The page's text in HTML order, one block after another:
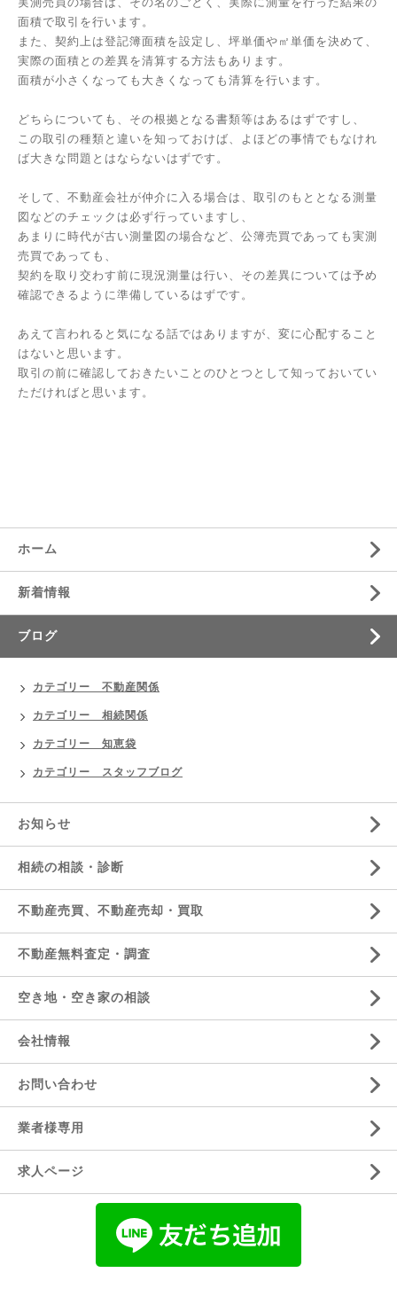
面積で取引を行います。
また、契約上は登記簿面積を設定し、坪単価や㎡単価を決めて、
実際の面積との差異を清算する方法もあります。
面積が小さくなっても大きくなっても清算を行います。
どちらについても、その根拠となる書類等はあるはずですし、
この取引の種類と違いを知っておけば、よほどの事情でもなけれ
ば大きな問題とはならないはずです。
そして、不動産会社が仲介に入る場合は、取引のもととなる測量
図などのチェックは必ず行っていますし、
あまりに時代が古い測量図の場合など、公簿売買であっても実測
売買であっても、
契約を取り交わす前に現況測量は行い、その差異については予め
確認できるように準備しているはずです。
あえて言われると気になる話ではありますが、変に心配すること
はないと思います。
取引の前に確認しておきたいことのひとつとして知っておいてい
ただければと思います。
ホーム
新着情報
ブログ
カテゴリー 不動産関係
カテゴリー 相続関係
カテゴリー 知恵袋
カテゴリー スタッフブログ
お知らせ
相続の相談・診断
不動産売買、不動産売却・買取
不動産無料査定・調査
空き地・空き家の相談
会社情報
お問い合わせ
業者様専用
求人ページ